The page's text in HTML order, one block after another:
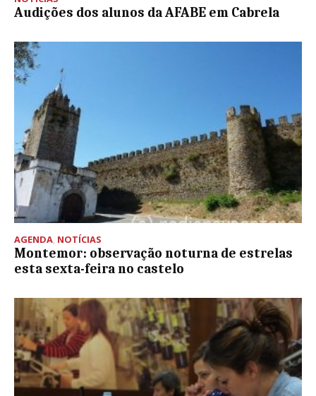
Audições dos alunos da AFABE em Cabrela
AGENDA NOTÍCIAS
Montemor: observação noturna de estrelas
esta sexta-feira no castelo